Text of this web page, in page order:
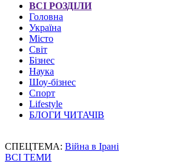
ВСІ РОЗДІЛИ
Головна
Україна
Місто
Світ
Бізнес
Наука
Шоу-бізнес
Спорт
Lifestyle
БЛОГИ ЧИТАЧІВ
СПЕЦТЕМА: Війна в Ірані
ВСІ ТЕМИ